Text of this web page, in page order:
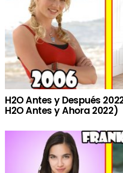
H2O Antes y Después
H2O Antes y Ahora 2022)